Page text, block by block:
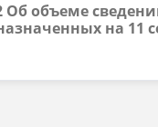
Об объеме
на 11